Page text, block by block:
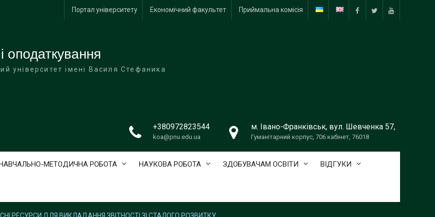
Портал університету Економічний факультет Приймальна комісія
оподаткування
університет імені Василя Стефаника
+380972823544
koa@pnu.edu.ua
м. Івано-Франківськ, вул. Шевченка 57,
Гуманітарний корпус, 706 кабінет, 76018
МЕТОДИЧНА РОБОТА НАУКОВА РОБОТА ЗДОБУВАЧАМ ОСВІТИ ВІДГУКИ